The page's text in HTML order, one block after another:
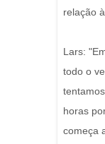
relação
Lars:
todo o
horas
começa